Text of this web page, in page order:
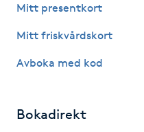
Headspa
Mitt presentkort
Mitt friskvårdskort
Avboka med kod
Bokadirekt